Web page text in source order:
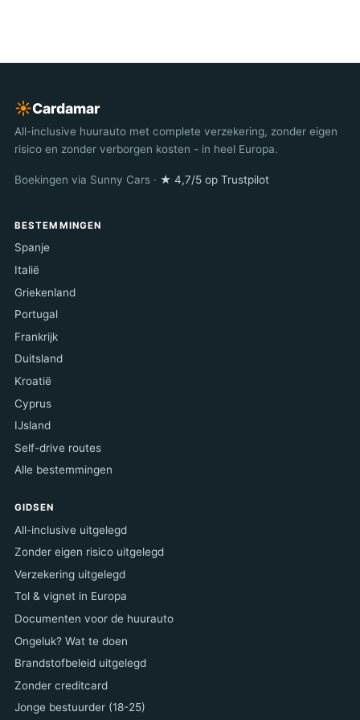
☀︎Cardamar
All-inclusive huurauto met complete verzekering, zonder eigen
risico en zonder verborgen kosten - in heel Europa.
Boekingen via Sunny Cars · ★ 4,7/5 op Trustpilot
BESTEMMINGEN
Spanje
Italië
Griekenland
Portugal
Frankrijk
Duitsland
Kroatië
Cyprus
IJsland
Self-drive routes
Alle bestemmingen
GIDSEN
All-inclusive uitgelegd
Zonder eigen risico uitgelegd
Verzekering uitgelegd
Tol & vignet in Europa
Documenten voor de huurauto
Ongeluk? Wat te doen
Brandstofbeleid uitgelegd
Zonder creditcard
Jonge bestuurder (18-25)